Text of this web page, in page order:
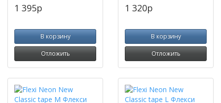
1 395p
В корзину
Отложить
1 320p
В корзину
Отложить